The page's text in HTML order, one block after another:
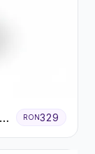
RON329